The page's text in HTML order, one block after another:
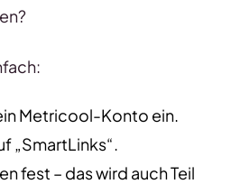
Metricool-Konto ein.
„SmartLinks“.
fest – das wird auch Teil